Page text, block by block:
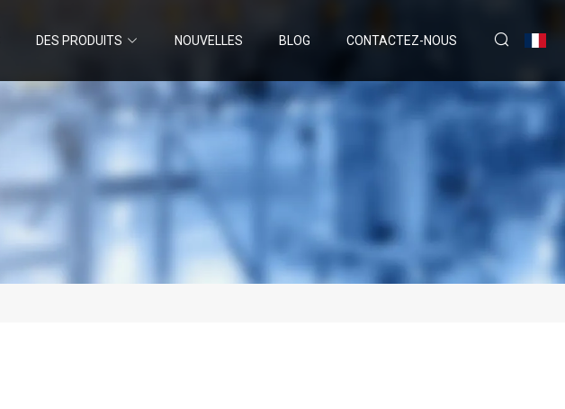
DES PRODUITS NOUVELLES BLOG CONTACTEZ-NOUS